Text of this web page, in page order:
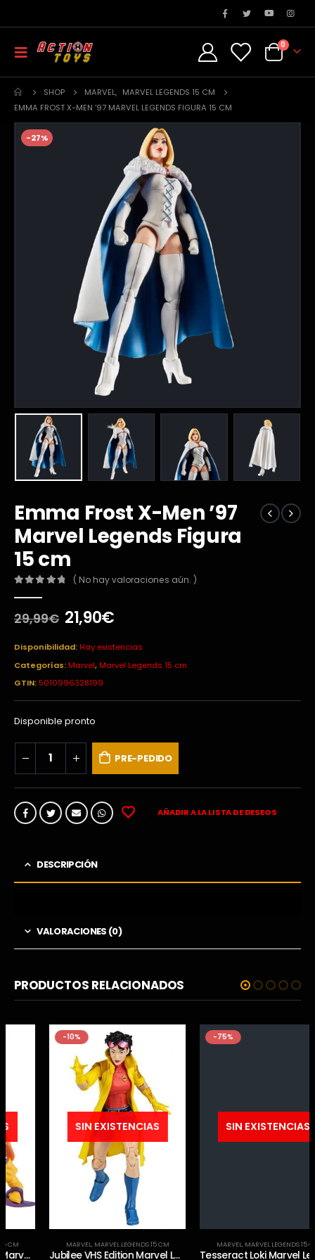
0
SHOP MARVEL, MARVEL LEGENDS 15 CM
EMMA FROST X-MEN ’97 MARVEL LEGENDS FIGURA 15 CM
-27%
Emma Frost X-Men ’97
Marvel Legends Figura
15 cm
( No hay valoraciones aún. )
29,99€ El
original
era:
29,99€.
21,90€El
actual
es:
Disponibilidad:Hay existencias
Categorías:Marvel,Marvel Legends 15 cm
GTIN:5010996328199
Disponible pronto
PRE-PEDIDO
AÑADIR A LA LISTA DE DESEOS
DESCRIPCIÓN
VALORACIONES (0)
PRODUCTOS RELACIONADOS
SIN EXISTENCIAS
MARVEL LEGENDS 15 CM
Jubilee VHS Edition Marvel Legends
SIN EXISTENCIAS
MARVEL LEGENDS 15 CM
Tesseract Loki Marvel Legends Electronic SDCC